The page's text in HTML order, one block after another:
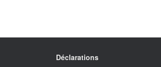
Déclarations